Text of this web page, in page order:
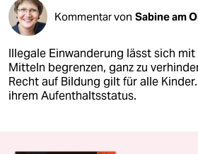
Kommentar von Sabine am
Illegale Einwanderung lässt sich
Mitteln begrenzen, ganz zu
Recht auf Bildung gilt für alle
ihrem Aufenthaltsstatus.